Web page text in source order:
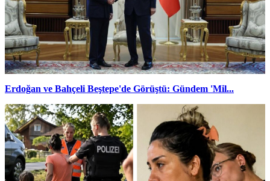
Erdoğan ve Bahçeli Beştepe'de Görüştü: Gündem 'Mil...